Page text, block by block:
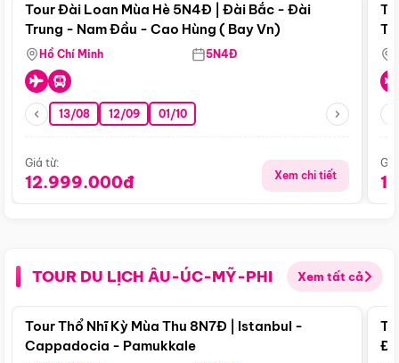
Tour Đài Loan Mùa Hè 5N4Đ | Đài Bắc - Đài
Trung - Nam Đầu - Cao Hùng ( Bay Vn)
Hồ Chí Minh 5N4Đ
13/08 12/09 01/10
Giá từ:
12.999.000đ Xem chi tiết
TOUR DU LỊCH ÂU-ÚC-MỸ-PHI Xem tất cả
Điểm nổi bật
Tour Thổ Nhĩ Kỳ Mùa Thu 8N7Đ | Istanbul -
Cappadocia - Pamukkale